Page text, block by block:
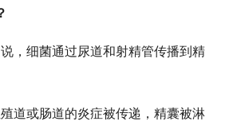
性行为，多参加体育锻炼，待病情痊
，细菌通过尿道和射精管传播到精
道或肠道的炎症被传递，精囊被淋